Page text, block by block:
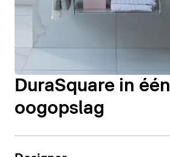
DuraSquare in één
oogopslag